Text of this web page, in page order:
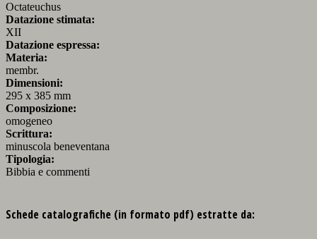
Octateuchus
Datazione stimata:
XII
Datazione espressa:
Materia:
membr.
Dimensioni:
295 x 385 mm
Composizione:
omogeneo
Scrittura:
minuscola beneventana
Tipologia:
Bibbia e commenti
Schede catalografiche (in formato pdf) estratte da: